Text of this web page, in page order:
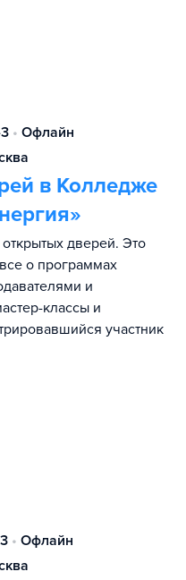
• Офлайн
в Колледже
дверей. Это
о программах
и
классы и
участник
• Офлайн